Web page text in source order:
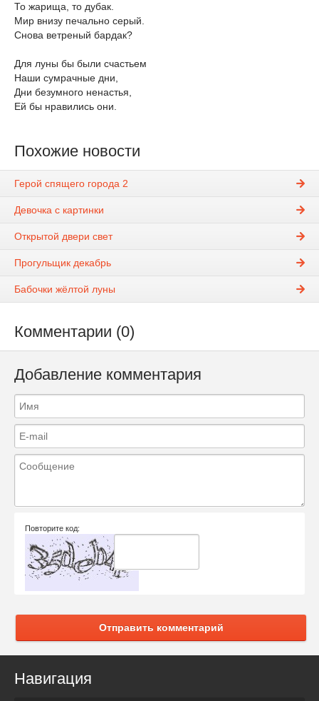
То жарища, то дубак.
Мир внизу печально серый.
Снова ветреный бардак?
Для луны бы были счастьем
Наши сумрачные дни,
Дни безумного ненастья,
Ей бы нравились они.
Похожие новости
Герой спящего города 2
Девочка с картинки
Открытой двери свет
Прогульщик декабрь
Бабочки жёлтой луны
Комментарии (0)
Добавление комментария
Повторите код:
Отправить комментарий
Навигация